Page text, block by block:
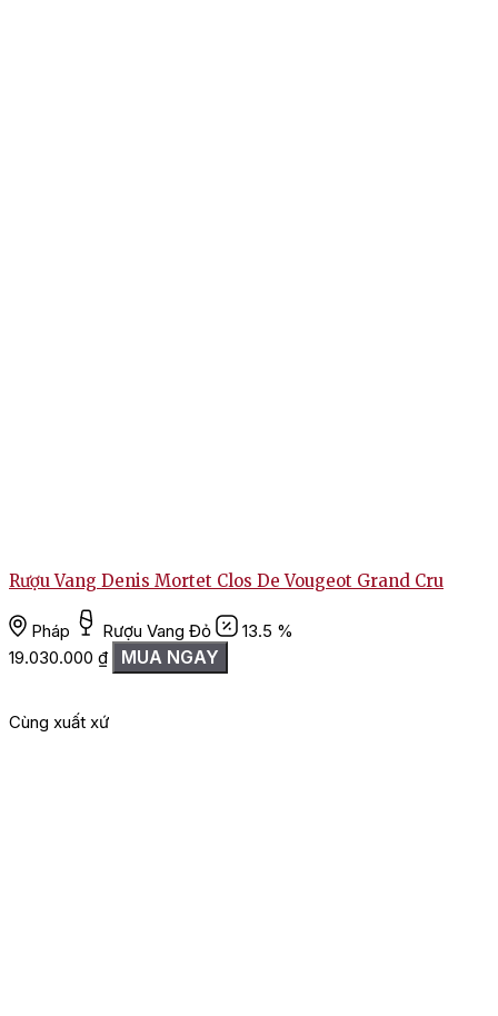
Rượu Vang Denis Mortet Clos De Vougeot Grand Cru
Pháp Rượu Vang Đỏ
13.5 %
19.030.000 ₫ MUA NGAY
Cùng xuất xứ